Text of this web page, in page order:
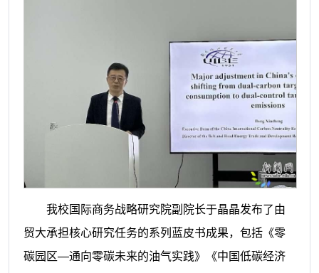
我校国际商务战略研究院副院长于晶晶发布了由
贸大承担核心研究任务的系列蓝皮书成果，包括《零
碳园区—通向零碳未来的油气实践》《中国低碳经济